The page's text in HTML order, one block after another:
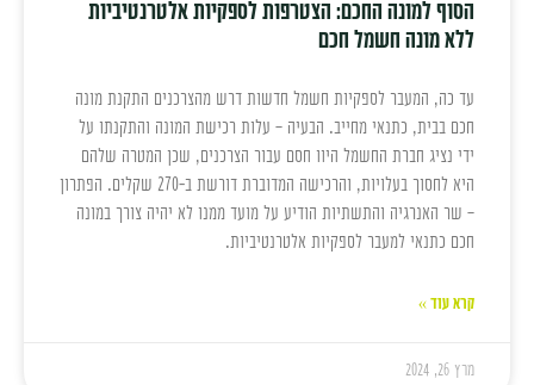
הסוף למונה החכם: הצטרפות לספקיות אלטרנטיביות
ללא מונה חשמל חכם
עד כה, המעבר לספקיות חשמל חדשות דרש מהצרכנים התקנת מונה
חכם בבית, כתנאי מחייב. הבעיה – עלות רכישת המונה והתקנתו על
ידי נציג חברת החשמל היוו חסם עבור הצרכנים, שכן המטרה שלהם
היא לחסוך בעלויות, והרכישה המדוברת דורשת ב-270 שקלים. הפתרון
– שר האנרגיה והתשתיות הודיע על מועד ממנו לא יהיה צורך במונה
חכם כתנאי למעבר לספקיות אלטרנטיביות.
קרא עוד »
מרץ 26, 2024